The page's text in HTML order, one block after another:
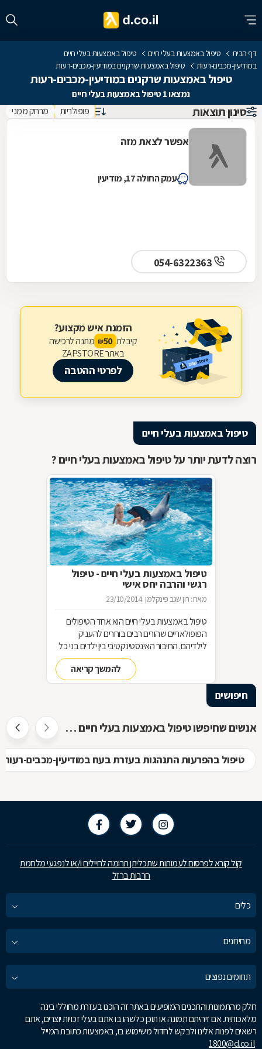
דף הבית טיפול באמצעות בעלי חיים
טיפול באמצעות בעלי חיים
במודיעין-מכבים-רעות
טיפול באמצעות שרקנים במודיעין-מכבים-רעות
טיפול באמצעות שרקנים במודיעין-מכבים-רעות
נמצאו 1 טיפול באמצעות בעלי חיים
סינון תוצאות פופולריות מרחק ממני
אפשר לצאת מזה
עמק החולה 17, מודיעין
הזמנת איש מקצוע?
קיבלת 50
₪ מתנה לרכישה
באתר ZAPSTORE
לפרטי ההטבה
טיפול באמצעות בעלי חיים
רוצה לדעת יותר על טיפול באמצעות בעלי חיים ?
טיפול באמצעות בעלי חיים - טיפול
רגשי והרבה יחס אישי
מאת: רון שגב פינקלמן 23/10/2014
טיפול באמצעות בעלי חיים הוא אחד הטיפולים
הפופולאריים שהורים רבים בוחרים להעניק
לילדיהם. החיבור האינסטינקטיבי בין ילדים בני כל
הגילים לבין בעלי חיים, משמש בסיס מצוין ליצירת
קשר רגשי, לפתיחות רבה יותר, לאחריות כלפי
הזולת, ליכולת לקבל אהבה וחום ועוד-ועוד. הקשר
המסלול להכשרת מטפלים בתחום? בכתבה
להמשך קריאה
חיפושים
אנשים שחיפשו טיפול באמצעות בעלי חיים חיפשו גם
טיפול בהפרעות התנהגות בעזרת בעח במודיעין-מכבים-רעות
קול קורא לפרסום לעמותות שתכליתן תרומה לחיילים ו/או לנפגעי מלחמת
חרבות ברזל
כלים
מחירונים
תחומים נפוצים
חלק מהתמונות והתכנים המופיעים באתר זה הוכנו בעזרת מחוללי בינה
מלאכותית. אם זיהיתם תמונה או תוכן כלשהו בו אתם בעלי זכויות יוצרים, אתם
רשאים לפנות אלינו ולבקש לחדול משימוש בו, באמצעות כתובת המייל
1800@d.co.il